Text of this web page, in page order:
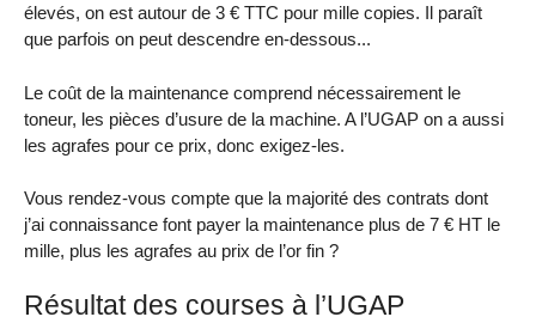
élevés, on est autour de 3 € TTC pour mille copies. Il paraît
que parfois on peut descendre en-dessous...
Le coût de la maintenance comprend nécessairement le
toneur, les pièces d’usure de la machine. A l’UGAP on a aussi
les agrafes pour ce prix, donc exigez-les.
Vous rendez-vous compte que la majorité des contrats dont
j’ai connaissance font payer la maintenance plus de 7 € HT le
mille, plus les agrafes au prix de l’or fin ?
Résultat des courses à l’UGAP